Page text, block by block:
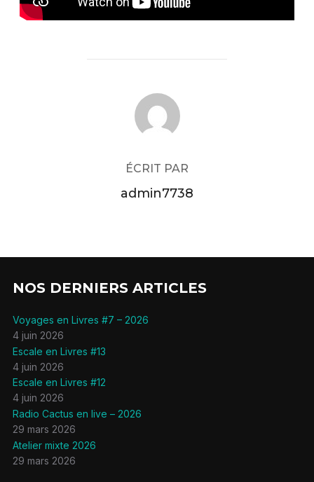
AUTEUR DE LA PUBLICATION
ÉCRIT PAR
admin7738
NOS DERNIERS ARTICLES
Voyages en Livres #7 – 2026
4 juin 2026
Escale en Livres #13
4 juin 2026
Escale en Livres #12
4 juin 2026
Radio Cactus en live – 2026
29 mars 2026
Atelier mixte 2026
29 mars 2026